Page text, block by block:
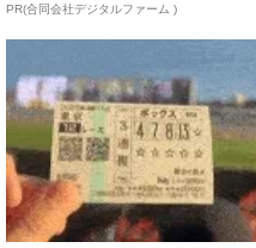
PR(合同会社デジタルファーム )